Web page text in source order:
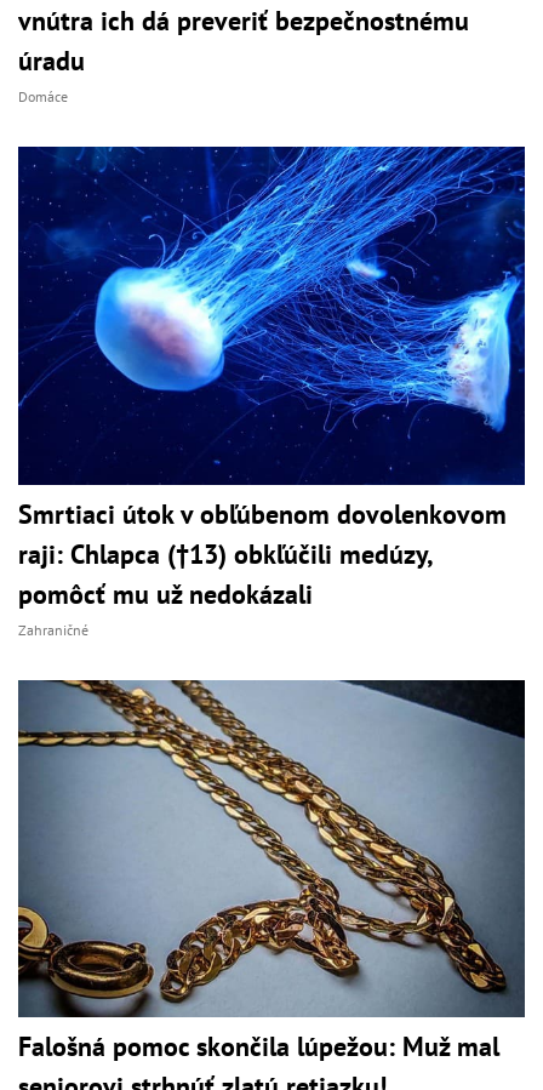
vnútra ich dá preveriť bezpečnostnému
úradu
Domáce
Smrtiaci útok v obľúbenom dovolenkovom
raji: Chlapca (†13) obkľúčili medúzy,
pomôcť mu už nedokázali
Zahraničné
Falošná pomoc skončila lúpežou: Muž mal